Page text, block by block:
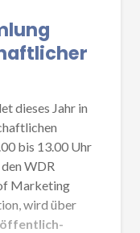
dieses Jahr in
bis 13.00 Uhr
WDR
Marketing
wird über